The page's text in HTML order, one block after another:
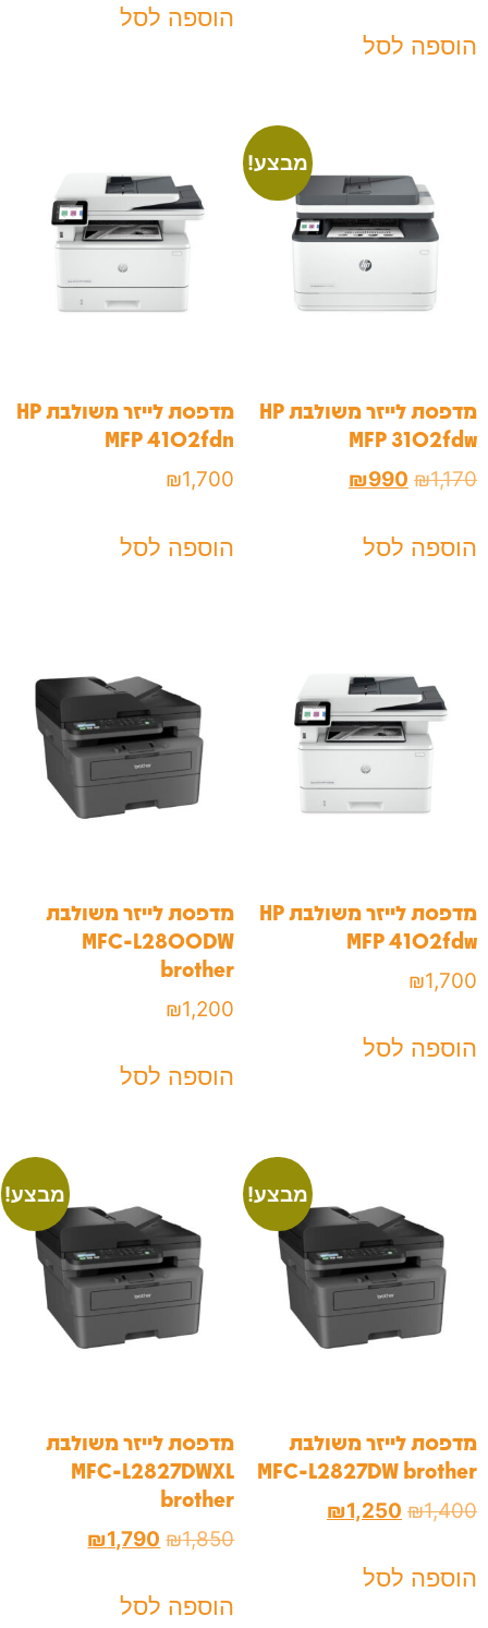
הוספה לסל
הוספה לסל
מבצע!
מדפסת לייזר משולבת HP
MFP 3102fdw
₪1,170
₪990
הוספה לסל
מדפסת לייזר משולבת HP
MFP 4102fdn
₪1,700
הוספה לסל
מדפסת לייזר משולבת HP
MFP 4102fdw
₪1,700
הוספה לסל
מדפסת לייזר משולבת
MFC-L2800DW
brother
₪1,200
הוספה לסל
מבצע!
מדפסת לייזר משולבת
MFC-L2827DW brother
₪1,400
₪1,250
הוספה לסל
מבצע!
מדפסת לייזר משולבת
MFC-L2827DWXL
brother
₪1,850
₪1,790
הוספה לסל